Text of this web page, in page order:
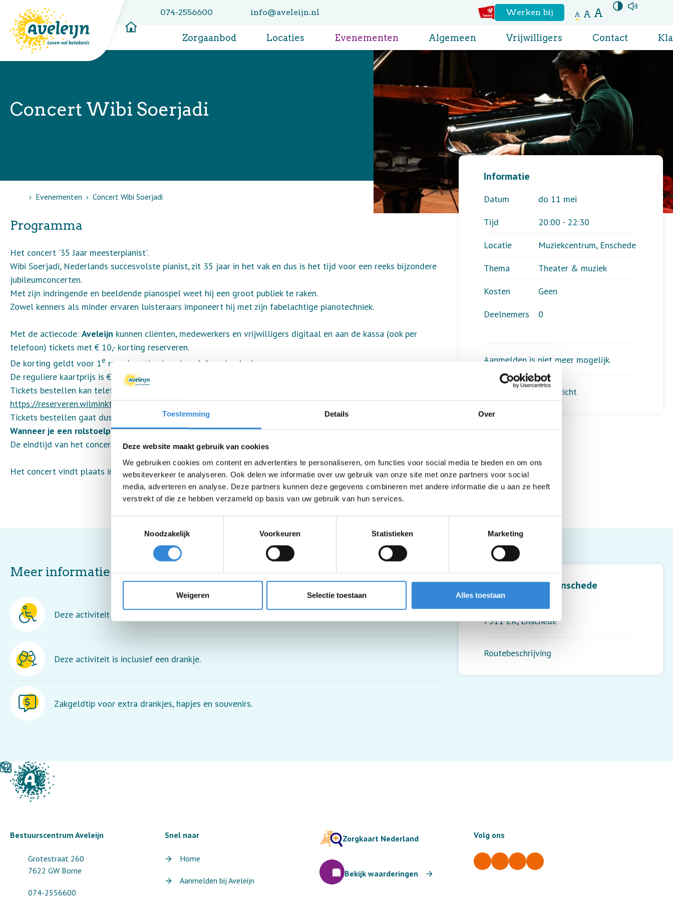
Toestemming Details Over
Deze website maakt gebruik van cookies
We gebruiken cookies om content en advertenties te personaliseren, om functies voor social media te bieden en om ons
websiteverkeer te analyseren. Ook delen we informatie over uw gebruik van onze site met onze partners voor social
media, adverteren en analyse. Deze partners kunnen deze gegevens combineren met andere informatie die u aan ze heeft
verstrekt of die ze hebben verzameld op basis van uw gebruik van hun services.
Noodzakelijk
Voorkeuren Statistieken Marketing
Weigeren Selectie toestaan Alles toestaan
074-2556600
info@aveleijn.nl
website
Werken bij A A A Hoog contrast
aanzetten
Zorgaanbod Locaties Evenementen Algemeen Vrijwilligers Contact
Concert Wibi Soerjadi
HomeEvenementen Concert Wibi Soerjadi
Informatie
Datum
do 11 mei
Tijd
20:00 - 22:30
Locatie
Muziekcentrum, Enschede
Thema
Theater & muziek
Kosten
Geen
Deelnemers
0
Aanmelden is niet meer mogelijk.
Terug naar het overzicht
Programma
Het concert '35 Jaar meesterpianist'.
Wibi Soerjadi, Nederlands succesvolste pianist, zit 35 jaar in het vak en dus is het tijd voor een reeks bijzondere
jubileumconcerten.
Met zijn indringende en beeldende pianospel weet hij een groot publiek te raken.
Zowel kenners als minder ervaren luisteraars imponeert hij met zijn fabelachtige pianotechniek.
Met de actiecode: Aveleijn kunnen cliënten, medewerkers en vrijwilligers digitaal en aan de kassa (ook per
telefoon) tickets met € 10,- korting reserveren.
De korting geldt voor 1e rang kaartjes (maximaal 4 per boeker).
De reguliere kaartprijs is € 24,50 en met actiecode € 14,50!
Tickets bestellen kan telefonisch (053-4858500) of via deze link:
https://reserveren.wilminktheater.nl/bestel/3127
Tickets bestellen gaat dus NIET via Bureau Evenementen.
Wanneer je een rolstoelplek nodig hebt, dien je dit telefonisch te bespreken.
De eindtijd van het concert is nog niet bekend, maar dat zal rond 22.30 uur zijn.
Het concert vindt plaats in de Wilmersberg Zaal van het Muziekcentrum in Enschede.
Muziekcentrum, Enschede
Noorderhagen 27
7511 EK,Enschede
Routebeschrijving
Meer informatie
Deze activiteit is rolstoel toegankelijk.
Deze activiteit is inclusief een drankje.
Zakgeldtip voor extra drankjes, hapjes en souvenirs.
Bestuurscentrum Aveleijn
Grotestraat 260
7622 GW Borne
074-2556600
Snel naar
Home
Aanmelden bij Aveleijn
Zorgkaart Nederland
Bekijk waarderingen
Volg ons